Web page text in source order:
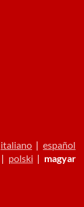
italiano | español
polski | magyar